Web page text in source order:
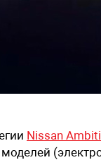
Nissan